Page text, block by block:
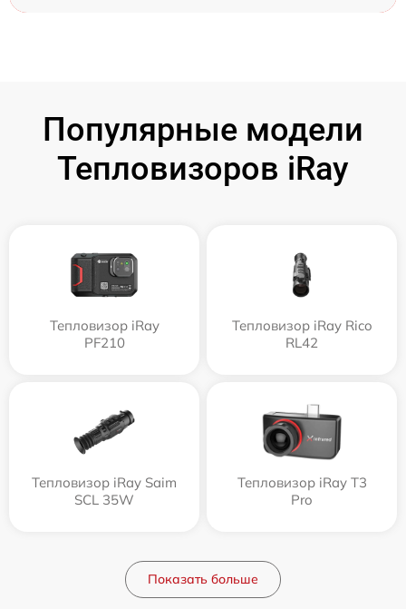
Популярные модели
Тепловизоров iRay
Тепловизор iRay
PF210
Тепловизор iRay Rico
RL42
Тепловизор iRay Saim
SCL 35W
Тепловизор iRay T3
Pro
Показать больше